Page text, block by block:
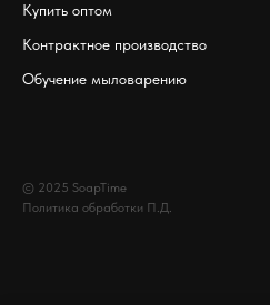
Купить оптом
Контрактное производство
Обучение мыловарению
© 2025 SoapTime
Политика обработки П.Д.